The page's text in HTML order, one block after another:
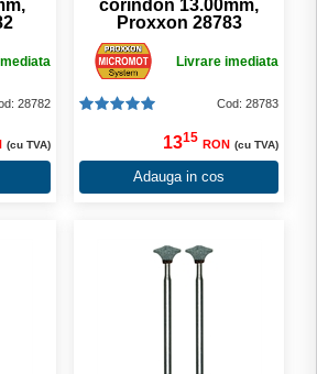
28782
(cu TVA)
corindon 13.00mm,
Proxxon 28783
Livrare imediata
Cod: 28783
1315 RON (cu TVA)
Adauga in cos